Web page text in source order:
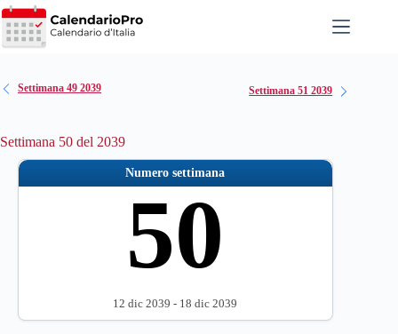
Salta
al
contenuto
Settimana 49 2039 Settimana 51 2039
Settimana 50 del 2039
Numero settimana
50
12 dic 2039 - 18 dic 2039